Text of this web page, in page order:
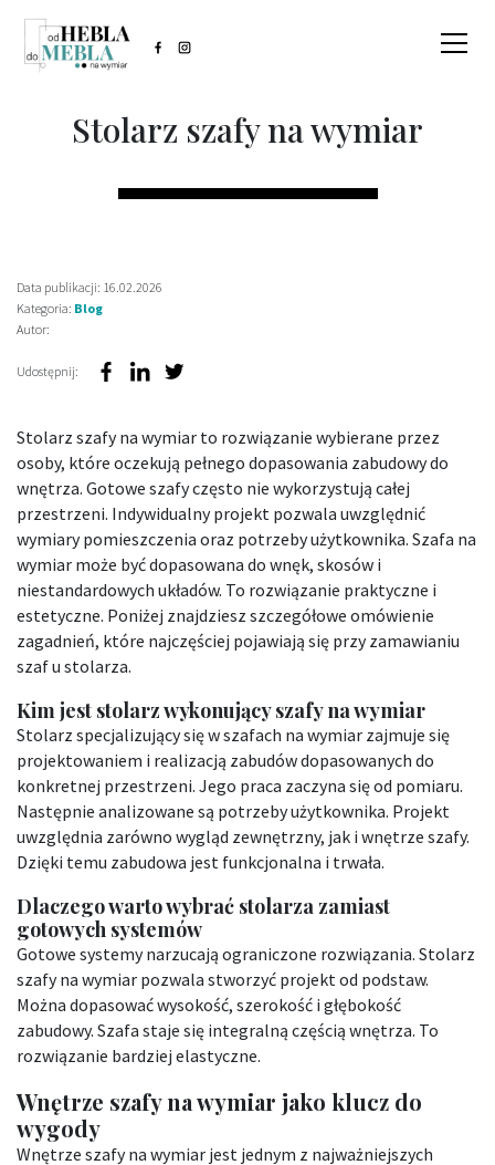
Stolarz szafy na wymiar
Data publikacji: 16.02.2026
Kategoria: Blog
Autor:
Udostępnij:
Stolarz szafy na wymiar to rozwiązanie wybierane przez
osoby, które oczekują pełnego dopasowania zabudowy do
wnętrza. Gotowe szafy często nie wykorzystują całej
przestrzeni. Indywidualny projekt pozwala uwzględnić
wymiary pomieszczenia oraz potrzeby użytkownika. Szafa na
wymiar może być dopasowana do wnęk, skosów i
niestandardowych układów. To rozwiązanie praktyczne i
estetyczne. Poniżej znajdziesz szczegółowe omówienie
zagadnień, które najczęściej pojawiają się przy zamawianiu
szaf u stolarza.
Kim jest stolarz wykonujący szafy na wymiar
Stolarz specjalizujący się w szafach na wymiar zajmuje się
projektowaniem i realizacją zabudów dopasowanych do
konkretnej przestrzeni. Jego praca zaczyna się od pomiaru.
Następnie analizowane są potrzeby użytkownika. Projekt
uwzględnia zarówno wygląd zewnętrzny, jak i wnętrze szafy.
Dzięki temu zabudowa jest funkcjonalna i trwała.
Dlaczego warto wybrać stolarza zamiast
gotowych systemów
Gotowe systemy narzucają ograniczone rozwiązania. Stolarz
szafy na wymiar pozwala stworzyć projekt od podstaw.
Można dopasować wysokość, szerokość i głębokość
zabudowy. Szafa staje się integralną częścią wnętrza. To
rozwiązanie bardziej elastyczne.
Wnętrze szafy na wymiar jako klucz do
wygody
Wnętrze szafy na wymiar jest jednym z najważniejszych